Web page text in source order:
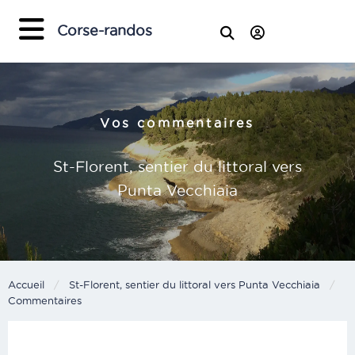
Corse-randos
Vos commentaires
St-Florent, sentier du littoral vers
Punta Vecchiaia
Accueil
St-Florent, sentier du littoral vers Punta Vecchiaia
Current:
Commentaires